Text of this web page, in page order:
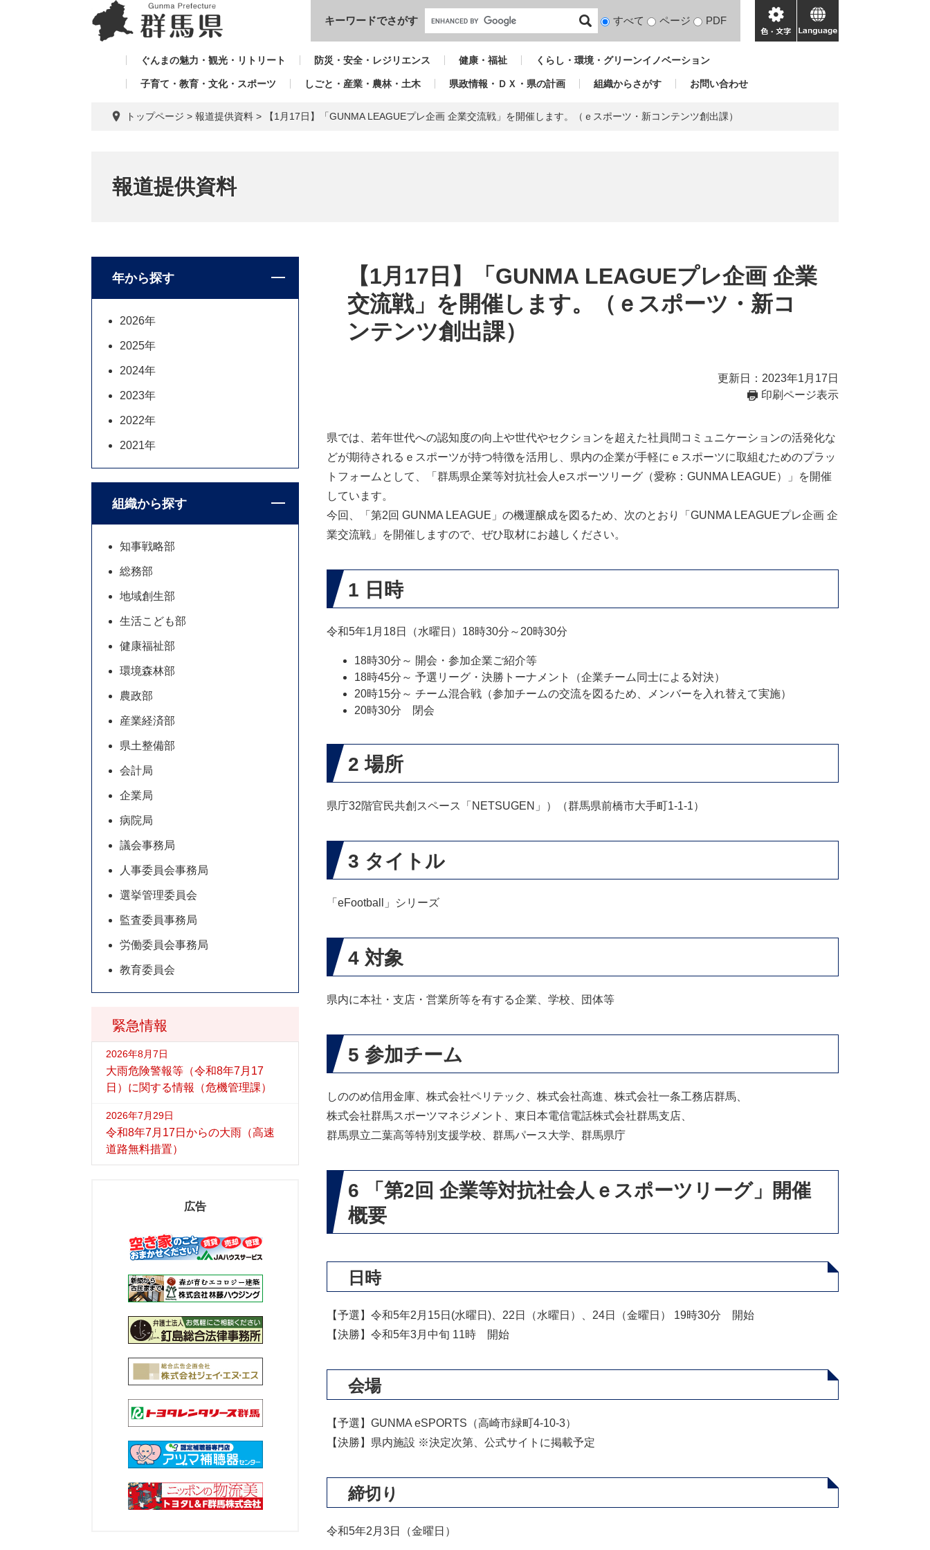
本文へ
キーワードでさがす
検
対
すべて ページ PDF
色・
文
language
ぐんまの魅力・観光・リトリート 防災・安全・レジリエンス 健康・福祉 くらし・環境・グリーンイノベーション
子育て・教育・文化・スポーツ しごと・産業・農林・土木 県政情報・ＤＸ・県の計画 組織からさがす お問い合わせ
トップページ > 報道提供資料 > 【1月17日】「GUNMA LEAGUEプレ企画 企業交流戦」を開催します。（ｅスポーツ・新コンテンツ創出課）
報道提供資料
【1月17日】「GUNMA LEAGUEプレ企画 企業
交流戦」を開催します。（ｅスポーツ・新コ
ンテンツ創出課）
更新日：2023年1月17日
印刷ページ表示
県では、若年世代への認知度の向上や世代やセクションを超えた社員間コミュニケーションの活発化な
どが期待されるｅスポーツが持つ特徴を活用し、県内の企業が手軽にｅスポーツに取組むためのプラッ
トフォームとして、「群馬県企業等対抗社会人eスポーツリーグ（愛称：GUNMA LEAGUE）」を開催
しています。
今回、「第2回 GUNMA LEAGUE」の機運醸成を図るため、次のとおり「GUNMA LEAGUEプレ企画 企
業交流戦」を開催しますので、ぜひ取材にお越しください。
1 日時
令和5年1月18日（水曜日）18時30分～20時30分
18時30分～ 開会・参加企業ご紹介等
18時45分～ 予選リーグ・決勝トーナメント（企業チーム同士による対決）
20時15分～ チーム混合戦（参加チームの交流を図るため、メンバーを入れ替えて実施）
20時30分 閉会
2 場所
県庁32階官民共創スペース「NETSUGEN」）（群馬県前橋市大手町1-1-1）
3 タイトル
「eFootball」シリーズ
4 対象
県内に本社・支店・営業所等を有する企業、学校、団体等
5 参加チーム
しののめ信用金庫、株式会社ペリテック、株式会社高進、株式会社一条工務店群馬、
株式会社群馬スポーツマネジメント、東日本電信電話株式会社群馬支店、
群馬県立二葉高等特別支援学校、群馬パース大学、群馬県庁
6 「第2回 企業等対抗社会人ｅスポーツリーグ」開催
概要
日時
【予選】令和5年2月15日(水曜日)、22日（水曜日）、24日（金曜日） 19時30分 開始
【決勝】令和5年3月中旬 11時 開始
会場
【予選】GUNMA eSPORTS（高崎市緑町4-10-3）
【決勝】県内施設 ※決定次第、公式サイトに掲載予定
締切り
令和5年2月3日（金曜日）
緊急情報
2026年8月7日
大雨危険警報等（令和8年7月17
日）に関する情報（危機管理課）
2026年7月29日
令和8年7月17日からの大雨（高速
道路無料措置）
年から探す
2026年
2025年
2024年
2023年
2022年
2021年
組織から探す
知事戦略部
総務部
地域創生部
生活こども部
健康福祉部
環境森林部
農政部
産業経済部
県土整備部
会計局
企業局
病院局
議会事務局
人事委員会事務局
選挙管理委員会
監査委員事務局
労働委員会事務局
教育委員会
広告